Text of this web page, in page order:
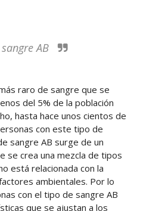
AB
raro de sangre que se
del 5% de la población
hasta hace unos cientos de
con este tipo de
sangre AB surge de un
se crea una mezcla de tipos
está relacionada con la
ambientales. Por lo
con el tipo de sangre AB
que se ajustan a los